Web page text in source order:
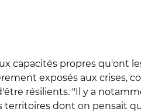
capacités propres qu'ont
exposés aux crises,
résilients. "Il y a
territoires dont on pensait